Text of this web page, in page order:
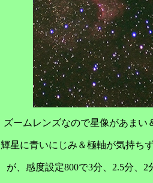
ズームレンズなので星像があま
輝星に青いにじみ＆極軸が気持ち
が、感度設定800で3分、2.5分、